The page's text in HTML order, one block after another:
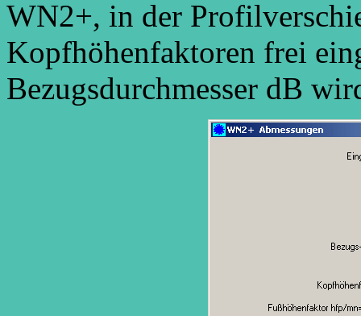
WN2+, in der
Kopfhöhenfaktoren frei
Bezugsdurchmesser dB